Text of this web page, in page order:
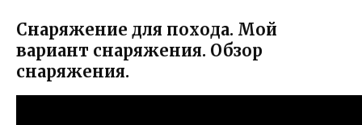
Снаряжение для похода. Мой
вариант снаряжения. Обзор
снаряжения.